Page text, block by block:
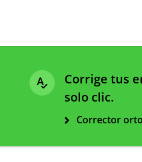
Corrige tus
solo clic.
Corrector